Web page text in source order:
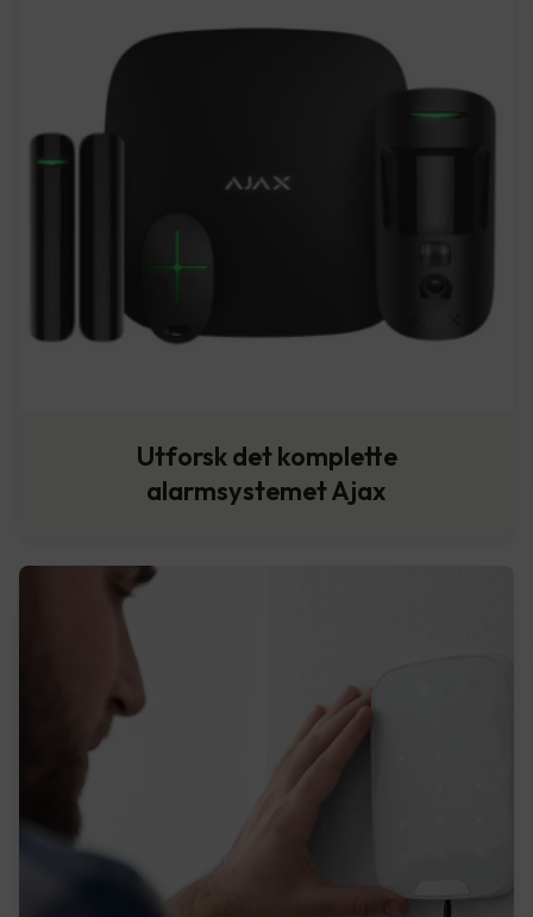
Utforsk det komplette
alarmsystemet Ajax